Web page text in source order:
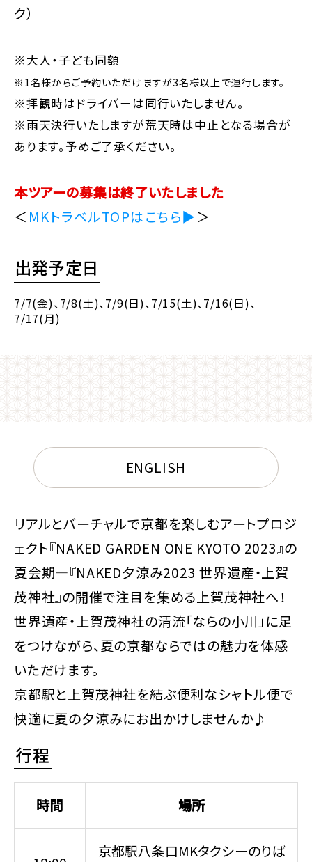
ク）
※大人・子ども同額
※1名様からご予約いただけますが3名様以上で運行します。
※拝観時はドライバーは同行いたしません。
※雨天決行いたしますが荒天時は中止となる場合が
あります。予めご了承ください。
本ツアーの募集は終了いたしました
＜ MKトラベルTOPはこちら▶＞
出発予定日
7/7(金)、7/8(土)、7/9(日)、7/15(土)、7/16(日)、
7/17(月)
ENGLISH
リアルとバーチャルで京都を楽しむアートプロジ
ェクト『NAKED GARDEN ONE KYOTO 2023』の
夏会期—『NAKED夕涼み2023 世界遺産・上賀
茂神社』の開催で注目を集める上賀茂神社へ！
世界遺産・上賀茂神社の清流「ならの小川」に足
をつけながら、夏の京都ならではの魅力を体感
いただけます。
京都駅と上賀茂神社を結ぶ便利なシャトル便で
快適に夏の夕涼みにお出かけしませんか♪
行程
時間 場所
京都駅八条口MKタクシーのりば